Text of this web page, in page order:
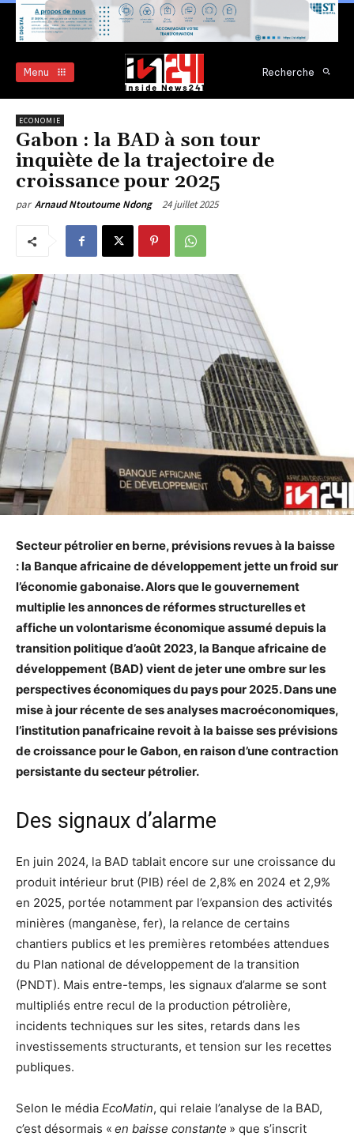
Menu Recherche
ECONOMIE
Gabon : la BAD à son tour
inquiète de la trajectoire de
croissance pour 2025
par Arnaud Ntoutoume Ndong 24 juillet 2025
Secteur pétrolier en berne, prévisions revues à la baisse
: la Banque africaine de développement jette un froid sur
l’économie gabonaise. Alors que le gouvernement
multiplie les annonces de réformes structurelles et
affiche un volontarisme économique assumé depuis la
transition politique d’août 2023, la Banque africaine de
développement (BAD) vient de jeter une ombre sur les
perspectives économiques du pays pour 2025. Dans une
mise à jour récente de ses analyses macroéconomiques,
l’institution panafricaine revoit à la baisse ses prévisions
de croissance pour le Gabon, en raison d’une contraction
persistante du secteur pétrolier.
Des signaux d’alarme
En juin 2024, la BAD tablait encore sur une croissance du
produit intérieur brut (PIB) réel de 2,8% en 2024 et 2,9%
en 2025, portée notamment par l’expansion des activités
minières (manganèse, fer), la relance de certains
chantiers publics et les premières retombées attendues
du Plan national de développement de la transition
(PNDT). Mais entre-temps, les signaux d’alarme se sont
multipliés entre recul de la production pétrolière,
incidents techniques sur les sites, retards dans les
investissements structurants, et tension sur les recettes
publiques.
Selon le média EcoMatin, qui relaie l’analyse de la BAD,
c’est désormais « en baisse constante » que s’inscrit